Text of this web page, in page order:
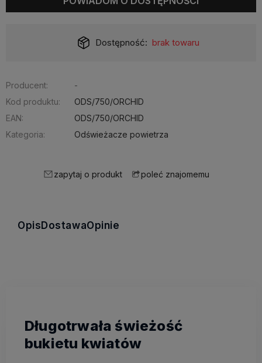
Dostępność: brak towaru
Producent:
-
Kod produktu:
ODS/750/ORCHID
EAN:
ODS/750/ORCHID
Kategoria:
Odświeżacze powietrza
zapytaj o produkt poleć znajomemu
OpisDostawaOpinie
Długotrwała świeżość
bukietu kwiatów